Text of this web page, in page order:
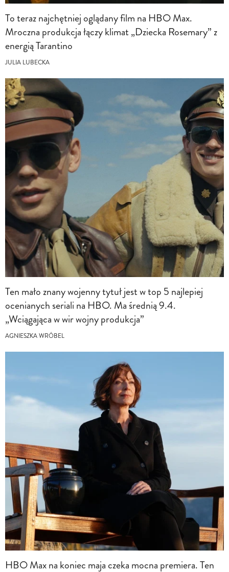
To teraz najchętniej oglądany film na HBO Max.
Mroczna produkcja łączy klimat „Dziecka Rosemary” z
energią Tarantino
JULIA LUBECKA
Ten mało znany wojenny tytuł jest w top 5 najlepiej
ocenianych seriali na HBO. Ma średnią 9.4.
„Wciągająca w wir wojny produkcja”
AGNIESZKA WRÓBEL
HBO Max na koniec maja czeka mocna premiera. Ten